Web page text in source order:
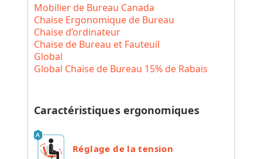
Mobilier de Bureau Canada
Chaise Ergonomique de Bureau
Chaise d’ordinateur
Chaise de Bureau et Fauteuil
Global
Global Chaise de Bureau 15% de Rabais
Caractéristiques ergonomiques
Réglage de la tension